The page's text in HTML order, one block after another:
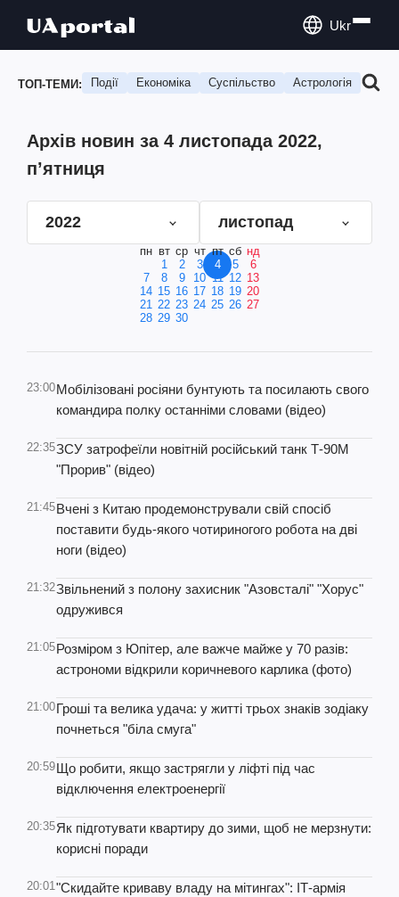
Ukr
ТОП-ТЕМИ: Події Економіка Суспільство Астрологія
Архів новин за 4 листопада 2022,
п’ятниця
2022 листопад
пн вт ср чт пт сб нд
1
2 3 4 5
6
7
8 9 10 11 12 13
14 15 16 17 18 19 20
21 22 23 24 25 26 27
28 29 30
23:00Мобілізовані росіяни бунтують та посилають свого
командира полку останніми словами (відео)
22:35ЗСУ затрофеїли новітній російський танк Т-90М
"Прорив" (відео)
21:45Вчені з Китаю продемонстрували свій спосіб
поставити будь-якого чотириногого робота на дві
ноги (відео)
21:32Звільнений з полону захисник "Азовсталі" "Хорус"
одружився
21:05Розміром з Юпітер, але важче майже у 70 разів:
астрономи відкрили коричневого карлика (фото)
21:00Гроші та велика удача: у житті трьох знаків зодіаку
почнеться "біла смуга"
20:59Що робити, якщо застрягли у ліфті під час
відключення електроенергії
20:35Як підготувати квартиру до зими, щоб не мерзнути:
корисні поради
20:01"Скидайте криваву владу на мітингах": ІТ-армія